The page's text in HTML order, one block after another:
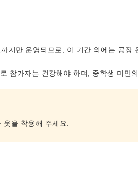
지만 운영되므로, 이 기간 외에는 공
참가자는 건강해야 하며, 중학생 미만
을 착용해 주세요.